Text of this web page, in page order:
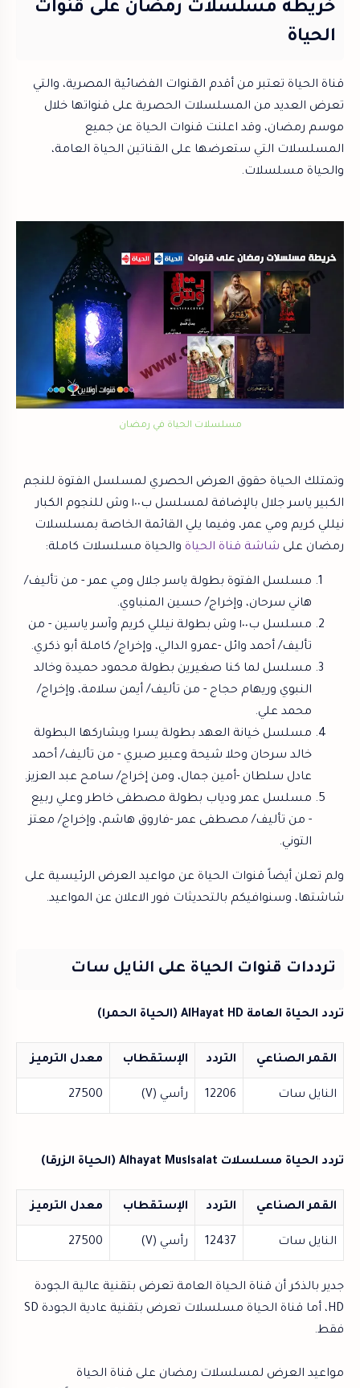
خريطة مسلسلات رمضان على قنوات
الحياة
قناة الحياة تعتبر من أقدم القنوات الفضائية المصرية، والتي
تعرض العديد من المسلسلات الحصرية على قنواتها خلال
موسم رمضان، وقد اعلنت قنوات الحياة عن جميع
المسلسلات التي ستعرضها على القناتين الحياة العامة،
والحياة مسلسلات.
مسلسلات الحياة في رمضان
وتمتلك الحياة حقوق العرض الحصري لمسلسل الفتوة للنجم
الكبير ياسر جلال بالإضافة لمسلسل ب١٠٠ وش للنجوم الكبار
نيللي كريم ومي عمر، وفيما يلي القائمة الخاصة بمسلسلات
رمضان على شاشة قناة الحياة والحياة مسلسلات كاملة:
مسلسل الفتوة بطولة ياسر جلال ومي عمر - من تأليف/
هاني سرحان، وإخراج/ حسين المنباوي.
مسلسل ب١٠٠ وش بطولة نيللي كريم وآسر ياسين - من
تأليف/ أحمد وائل -عمرو الدالي، وإخراج/ كاملة أبو ذكري.
مسلسل لما كنا صغيرين بطولة محمود حميدة وخالد
النبوي وريهام حجاج - من تأليف/ أيمن سلامة، وإخراج/
محمد علي.
مسلسل خيانة العهد بطولة يسرا ويشاركها البطولة
خالد سرحان وحلا شيحة وعبير صبري - من تأليف/ أحمد
عادل سلطان -أمين جمال، ومن إخراج/ سامح عبد العزيز.
مسلسل عمر ودياب بطولة مصطفى خاطر وعلي ربيع
- من تأليف/ مصطفى عمر -فاروق هاشم، وإخراج/ معتز
التوني.
ولم تعلن أيضاً قنوات الحياة عن مواعيد العرض الرئيسية على
شاشتها، وسنوافيكم بالتحديثات فور الاعلان عن المواعيد.
ترددات قنوات الحياة على النايل سات
تردد الحياة العامة AlHayat HD (الحياة الحمرا)
القمر الصناعي التردد الإستقطاب معدل الترميز
النايل سات 12206 رأسي (V) 27500
تردد الحياة مسلسلات Alhayat Muslsalat (الحياة الزرقا)
القمر الصناعي التردد الإستقطاب معدل الترميز
النايل سات 12437 رأسي (V) 27500
جدير بالذكر أن قناة الحياة العامة تعرض بتقنية عالية الجودة
HD، أما قناة الحياة مسلسلات تعرض بتقنية عادية الجودة SD
فقط.
مواعيد العرض لمسلسلات رمضان على قناة الحياة